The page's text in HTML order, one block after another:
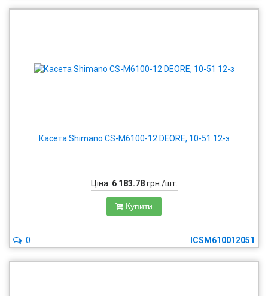
Касета Shimano CS-M6100-12 DEORE, 10-51 12-з
Ціна: 6 183.78грн./шт.
Купити
ICSM610012051
0